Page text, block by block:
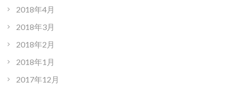
2018年4月
2018年3月
2018年2月
2018年1月
2017年12月